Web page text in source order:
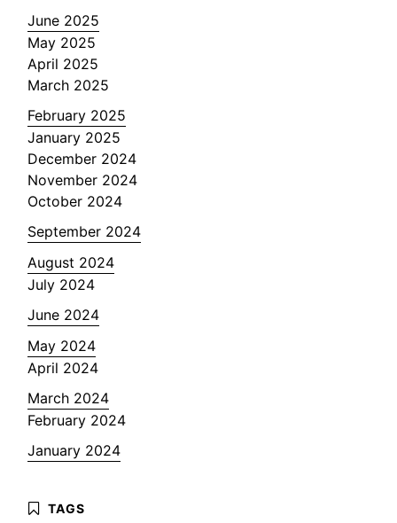
June 2025
May 2025
April 2025
March 2025
February 2025
January 2025
December 2024
November 2024
October 2024
September 2024
August 2024
July 2024
June 2024
May 2024
April 2024
March 2024
February 2024
January 2024